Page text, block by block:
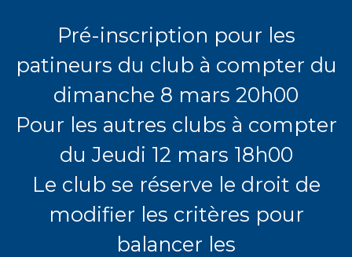
Pré-inscription pour les
patineurs du club à compter du
dimanche 8 mars 20h00
Pour les autres clubs à compter
du Jeudi 12 mars 18h00
Le club se réserve le droit de
modifier les critères pour
balancer les